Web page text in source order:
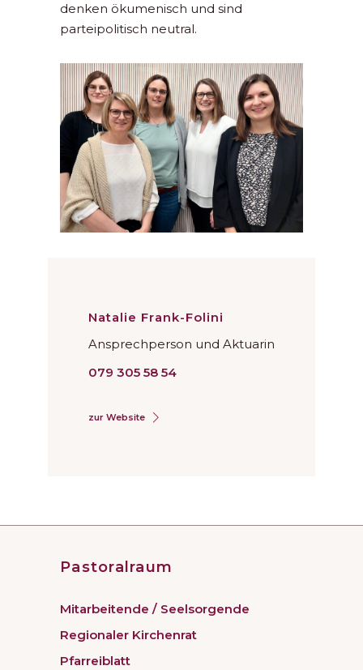
denken ökumenisch und sind
parteipolitisch neutral.
Natalie Frank-Folini
Ansprechperson und Aktuarin
079 305 58 54
zur Website
Pastoralraum
Mitarbeitende / Seelsorgende
Regionaler Kirchenrat
Pfarreiblatt